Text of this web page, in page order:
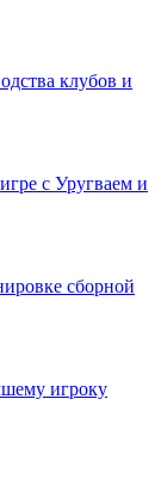
клубов и
с Уругваем и
сборной
игроку